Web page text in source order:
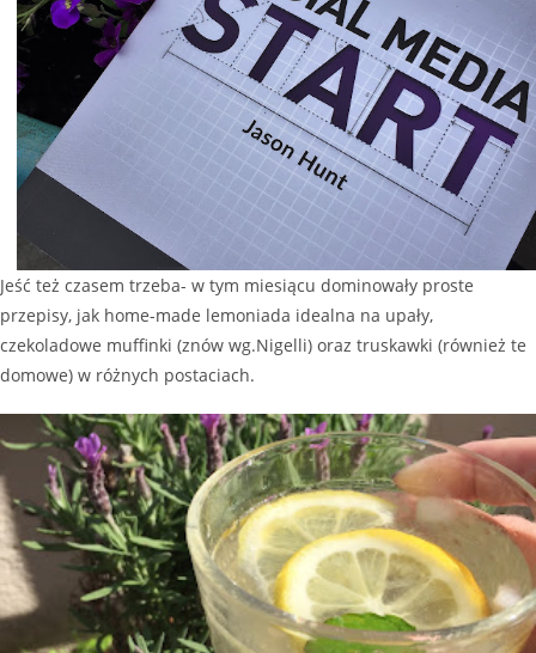
Jeść też czasem trzeba- w tym miesiącu dominowały proste
przepisy, jak home-made lemoniada idealna na upały,
czekoladowe muffinki (znów wg.Nigelli) oraz truskawki (również te
domowe) w różnych postaciach.